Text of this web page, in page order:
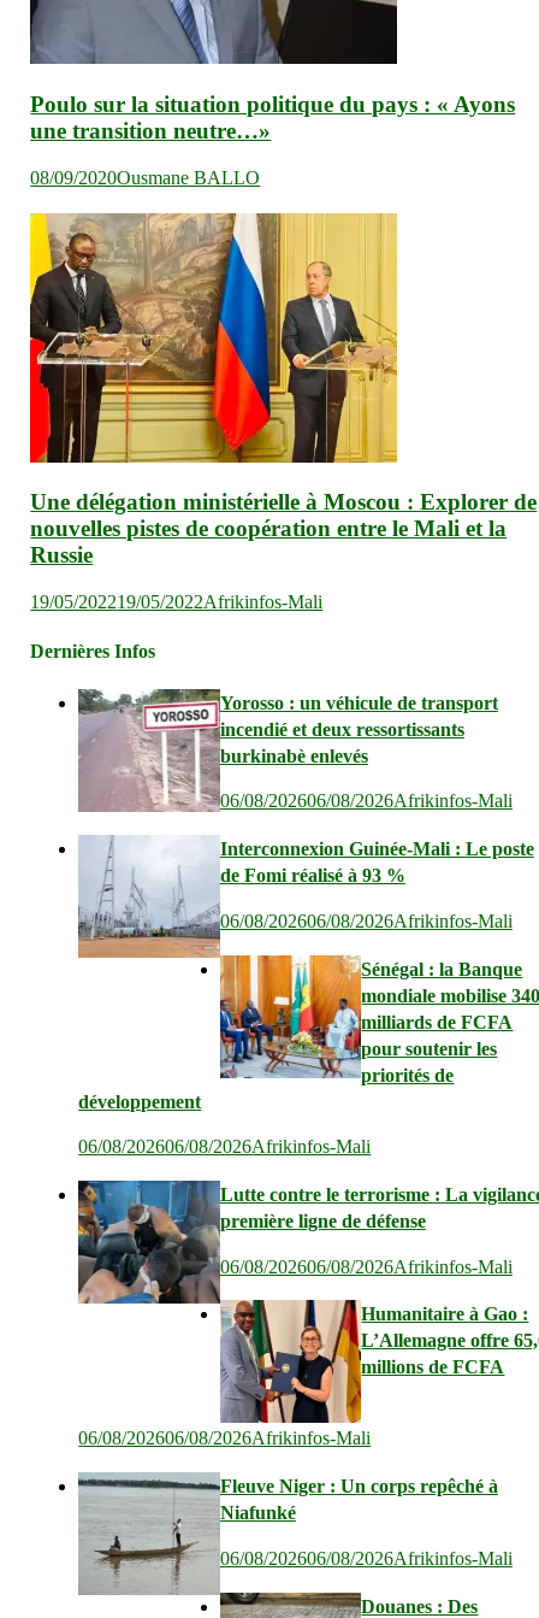
Poulo sur la situation politique du pays : « Ayons
une transition neutre…»
08/09/2020Ousmane BALLO
Une délégation ministérielle à Moscou : Explorer de
nouvelles pistes de coopération entre le Mali et la
Russie
19/05/202219/05/2022Afrikinfos-Mali
Dernières Infos
Yorosso : un véhicule de transport
incendié et deux ressortissants
burkinabè enlevés
06/08/202606/08/2026Afrikinfos-Mali
Interconnexion Guinée-Mali : Le poste
de Fomi réalisé à 93 %
06/08/202606/08/2026Afrikinfos-Mali
Sénégal : la Banque
mondiale mobilise
milliards de FCFA
pour soutenir les
priorités de
développement
06/08/202606/08/2026Afrikinfos-Mali
Lutte contre le terrorisme : La
première ligne de défense
06/08/202606/08/2026Afrikinfos-Mali
Humanitaire à Gao :
L’Allemagne offre
millions de FCFA
06/08/202606/08/2026Afrikinfos-Mali
Fleuve Niger : Un corps repêché à
Niafunké
06/08/202606/08/2026Afrikinfos-Mali
Douanes : Des